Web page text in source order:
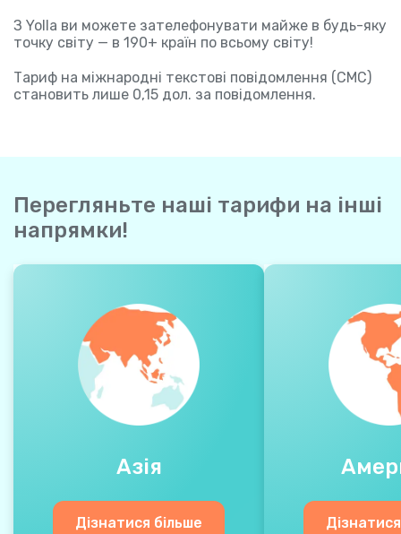
З Yolla ви можете зателефонувати майже в будь-яку
точку світу — в 190+ країн по всьому світу!
Тариф на міжнародні текстові повідомлення (СМС)
становить лише 0,15 дол. за повідомлення.
Перегляньте наші тарифи на інші
напрямки!
Азія
Дізнатися більше